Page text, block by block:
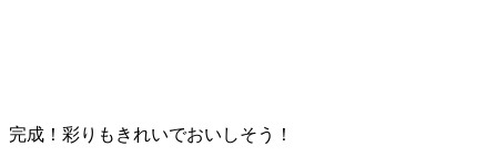
完成！彩りもきれいでおいしそう！